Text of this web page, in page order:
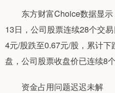
东方财富Choice数据显示
13日，公司股票连续28个交
4元/股跌至0.67元/股，累计
盘，公司股票收盘价已连续8
资金占用问题迟迟未解